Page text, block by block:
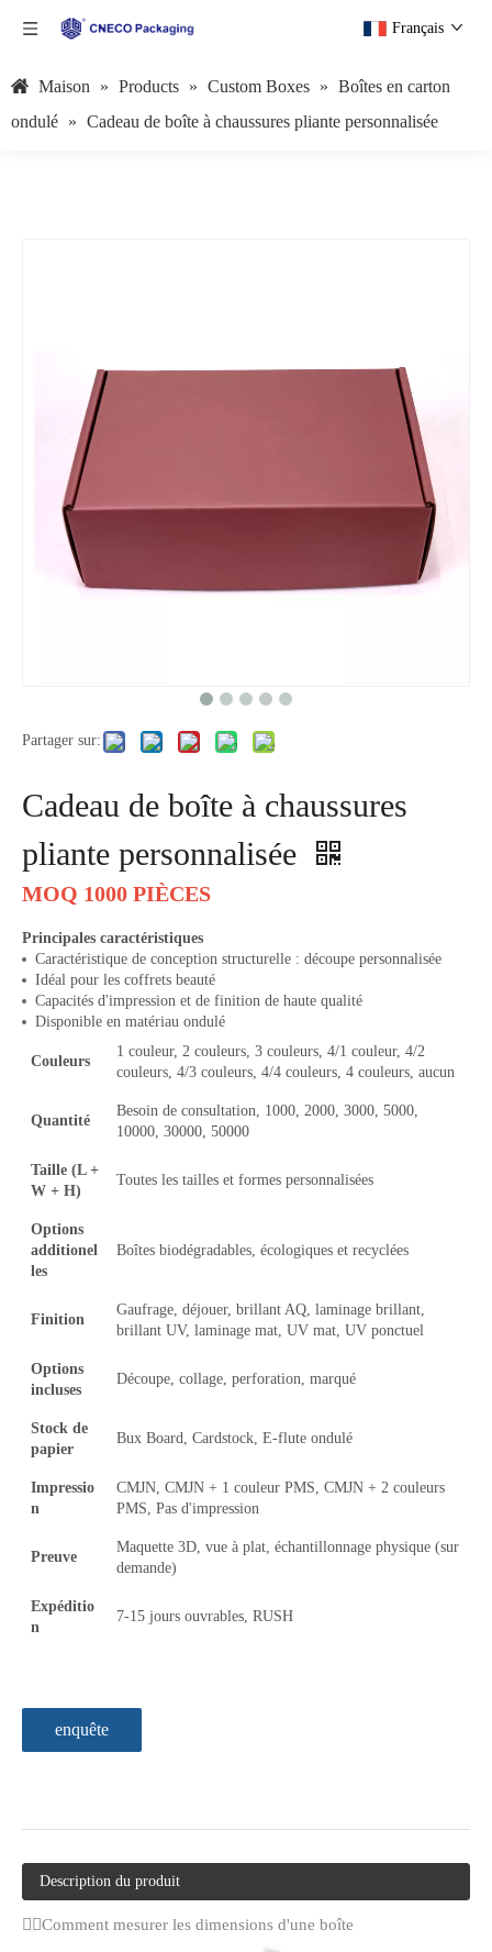
Français
Maison » Products » Custom Boxes » Boîtes en carton
ondulé » Cadeau de boîte à chaussures pliante personnalisée
Partager sur:
Cadeau de boîte à chaussures
pliante personnalisée
MOQ 1000 PIÈCES
Principales caractéristiques
Caractéristique de conception structurelle : découpe personnalisée
Idéal pour les coffrets beauté
Capacités d'impression et de finition de haute qualité
Disponible en matériau ondulé
Couleurs
1 couleur, 2 couleurs, 3 couleurs, 4/1 couleur, 4/2
couleurs, 4/3 couleurs, 4/4 couleurs, 4 couleurs, aucun
Quantité
Besoin de consultation, 1000, 2000, 3000, 5000,
10000, 30000, 50000
Taille (L +
W + H)
Toutes les tailles et formes personnalisées
Options
additionel
les
Boîtes biodégradables, écologiques et recyclées
Finition
Gaufrage, déjouer, brillant AQ, laminage brillant,
brillant UV, laminage mat, UV mat, UV ponctuel
Options
incluses
Découpe, collage, perforation, marqué
Stock de
papier
Bux Board, Cardstock, E-flute ondulé
Impressio
n
CMJN, CMJN + 1 couleur PMS, CMJN + 2 couleurs
PMS, Pas d'impression
Preuve
Maquette 3D, vue à plat, échantillonnage physique (sur
demande)
Expéditio
n
7-15 jours ouvrables, RUSH
enquête
Description du produit
Comment mesurer les dimensions d'une boîte